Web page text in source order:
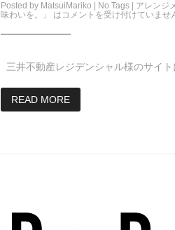
Posted by MatsuiMariko | No Tags | アレンジ
味わいを。」 は コメントを受け付けていませ
三井不動産レジデンシャル様のサイ
READ MORE